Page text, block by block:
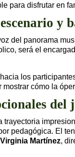
para disfrutar en
y
del panorama
será el
los
cómo la
del
trayectoria
pedagógica. El
Virginia Martínez,